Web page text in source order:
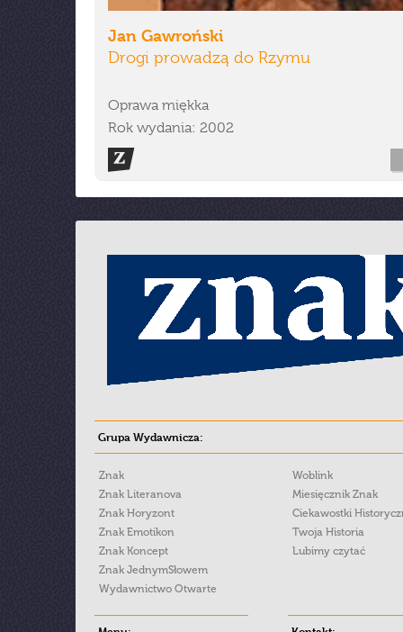
Jan Gawroński
Drogi prowadzą do Rzymu
Oprawa miękka
Rok wydania: 2002
Grupa Wydawnicza:
Znak
Znak Literanova
Znak Horyzont
Znak Emotikon
Znak Koncept
Znak JednymSłowem
Wydawnictwo Otwarte
Woblink
Miesięcznik Znak
Ciekawostki
Twoja Historia
Lubimy czytać